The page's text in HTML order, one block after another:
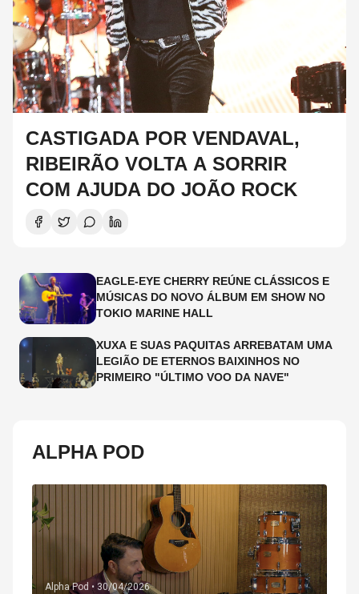
CASTIGADA POR VENDAVAL,
RIBEIRÃO VOLTA A SORRIR
COM AJUDA DO JOÃO ROCK
EAGLE-EYE CHERRY REÚNE CLÁSSICOS E
MÚSICAS DO NOVO ÁLBUM EM SHOW NO
TOKIO MARINE HALL
XUXA E SUAS PAQUITAS ARREBATAM UMA
LEGIÃO DE ETERNOS BAIXINHOS NO
PRIMEIRO "ÚLTIMO VOO DA NAVE"
ALPHA POD
Alpha Pod • 30/04/2026